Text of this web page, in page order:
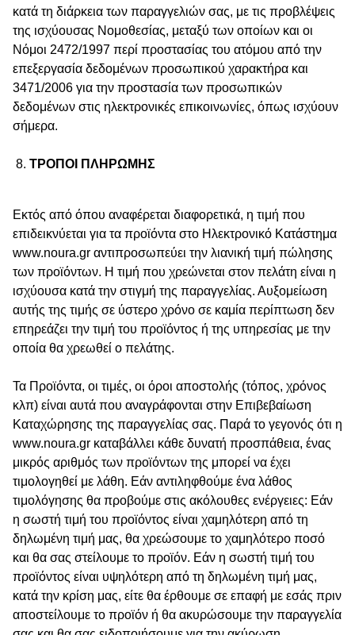
κατά τη διάρκεια των παραγγελιών σας, με τις προβλέψεις
της ισχύουσας Νομοθεσίας, μεταξύ των οποίων και οι
Νόμοι 2472/1997 περί προστασίας του ατόμου από την
επεξεργασία δεδομένων προσωπικού χαρακτήρα και
3471/2006 για την προστασία των προσωπικών
δεδομένων στις ηλεκτρονικές επικοινωνίες, όπως ισχύουν
σήμερα.
ΤΡΟΠΟΙ ΠΛΗΡΩΜΗΣ
Εκτός από όπου αναφέρεται διαφορετικά, η τιμή που
επιδεικνύεται για τα προϊόντα στο Ηλεκτρονικό Κατάστημα
www.noura.gr αντιπροσωπεύει την λιανική τιμή πώλησης
των προϊόντων. Η τιμή που χρεώνεται στον πελάτη είναι η
ισχύουσα κατά την στιγμή της παραγγελίας. Αυξομείωση
αυτής της τιμής σε ύστερο χρόνο σε καμία περίπτωση δεν
επηρεάζει την τιμή του προϊόντος ή της υπηρεσίας με την
οποία θα χρεωθεί ο πελάτης.
Τα Προϊόντα, οι τιμές, οι όροι αποστολής (τόπος, χρόνος
κλπ) είναι αυτά που αναγράφονται στην Επιβεβαίωση
Καταχώρησης της παραγγελίας σας. Παρά το γεγονός ότι η
www.noura.gr καταβάλλει κάθε δυνατή προσπάθεια, ένας
μικρός αριθμός των προϊόντων της μπορεί να έχει
τιμολογηθεί με λάθη. Εάν αντιληφθούμε ένα λάθος
τιμολόγησης θα προβούμε στις ακόλουθες ενέργειες: Εάν
η σωστή τιμή του προϊόντος είναι χαμηλότερη από τη
δηλωμένη τιμή μας, θα χρεώσουμε το χαμηλότερο ποσό
και θα σας στείλουμε το προϊόν. Εάν η σωστή τιμή του
προϊόντος είναι υψηλότερη από τη δηλωμένη τιμή μας,
κατά την κρίση μας, είτε θα έρθουμε σε επαφή με εσάς πριν
αποστείλουμε το προϊόν ή θα ακυρώσουμε την παραγγελία